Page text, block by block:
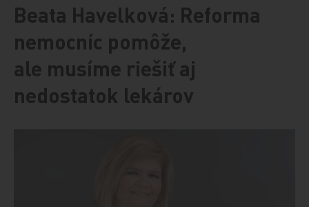
Beata Havelková: Reforma
nemocníc pomôže,
ale musíme riešiť aj
nedostatok lekárov